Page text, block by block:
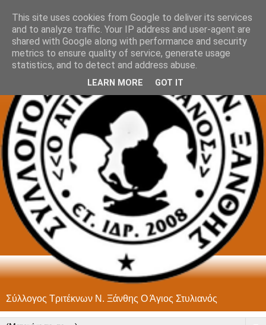
Σύλλογος Τριτέκνων Ν. Ξάνθης Ο Άγιος Στυλιανός
This site uses cookies from Google to deliver its services
and to analyze traffic. Your IP address and user-agent are
shared with Google along with performance and security
metrics to ensure quality of service, generate usage
statistics, and to detect and address abuse.
LEARN MORE GOT IT